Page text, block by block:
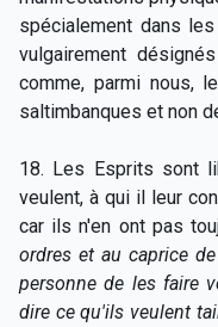
spécialement dans
vulgairement
comme, parmi nous,
saltimbanques et non
18. Les Esprits sont
veulent, à qui il leur
car ils n'en ont pas
ordres et au caprice
personne de les faire
dire ce qu'ils veulent